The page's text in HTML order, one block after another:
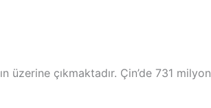
üzerine çıkmaktadır. Çin’de 731 milyon